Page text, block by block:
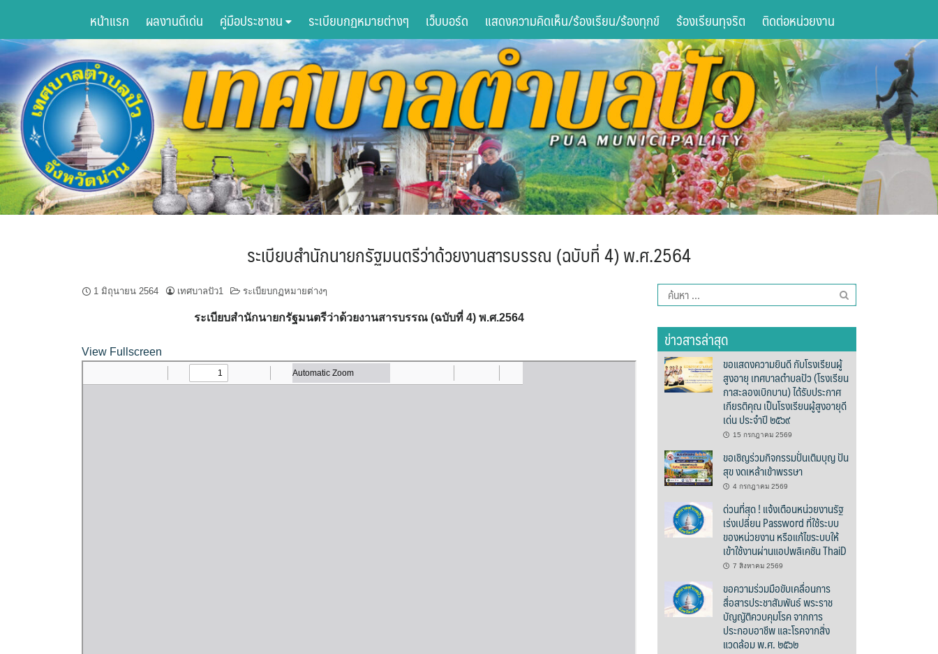
content
หน้าแรก ผลงานดีเด่น คู่มือประชาชน ระเบียบกฏหมายต่างๆ เว็บบอร์ด แสดงความคิดเห็น/ร้องเรียน/ร้องทุกข์ ร้องเรียนทุจริต ติดต่อหน่วยงาน
ระเบียบสำนักนายกรัฐมนตรีว่าด้วยงานสารบรรณ (ฉบับที่ 4) พ.ศ.2564
1 มิถุนายน 2564 เทศบาลปัว1 ระเบียบกฏหมายต่างๆ
ระเบียบสำนักนายกรัฐมนตรีว่าด้วยงานสารบรรณ (ฉบับที่ 4) พ.ศ.2564
View Fullscreen
ค้นหา
สำหรับ:
ข่าวสารล่าสุด
ขอแสดงความยินดี กับโรงเรียนผู้
สูงอายุ เทศบาลตำบลปัว (โรงเรียน
กาสะลองเบิกบาน) ได้รับประกาศ
เกียรติคุณ เป็นโรงเรียนผู้สูงอายุดี
เด่น ประจำปี ๒๕๖๙
15 กรกฎาคม 2569
ขอเชิญร่วมกิจกรรมปั่นเติมบุญ ปัน
สุข งดเหล้าเข้าพรรษา
4 กรกฎาคม 2569
ด่วนที่สุด ! แจ้งเตือนหน่วยงานรัฐ
เร่งเปลี่ยน Password ที่ใช้ระบบ
ของหน่วยงาน หรือแก้ไขระบบให้
เข้าใช้งานผ่านแอปพลิเคชัน ThaiD
7 สิงหาคม 2569
ขอความร่วมมือขับเคลื่อนการ
สื่อสารประชาสัมพันธ์ พระราช
บัญญัติควบคุมโรค จากการ
ประกอบอาชีพ และโรคจากสิ่ง
แวดล้อม พ.ศ. ๒๕๖๒